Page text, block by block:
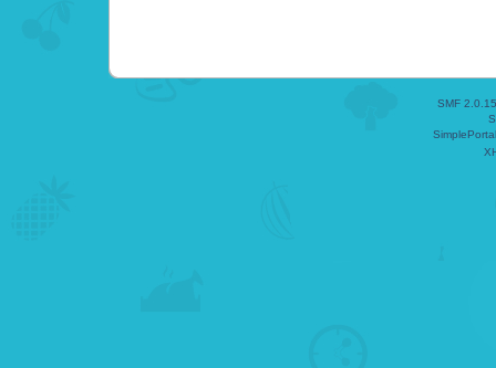
SMF 2.0.15